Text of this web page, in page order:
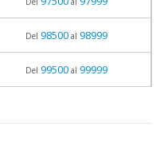
Del 98500al 98999
Del 99500al 99999